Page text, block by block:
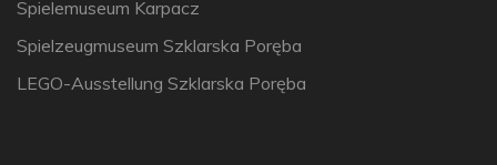
Spielemuseum Karpacz
Spielzeugmuseum Szklarska Poręba
LEGO-Ausstellung Szklarska Poręba